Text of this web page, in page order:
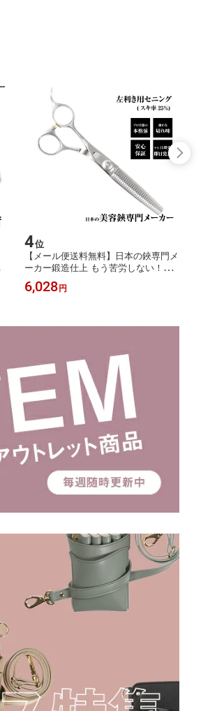
4位
【メール便送料無料】日本の鋏専門メ
ーカー鍛造仕上 もう苦労しない！左
利きの方向けスキ鋏/DEEDS 左利き用
LP-01 セニング(6.0インチ) 美容師 理
6,028 円